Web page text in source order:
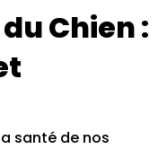
Chien :
santé de nos